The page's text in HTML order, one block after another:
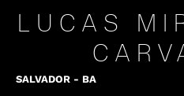
LUCAS
SALVADOR - BA